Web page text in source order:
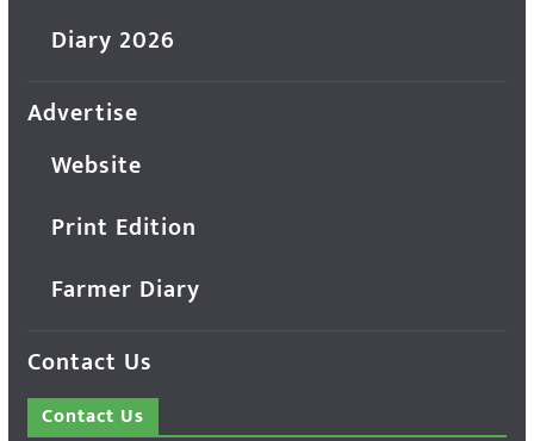
Diary 2026
Advertise
Website
Print Edition
Farmer Diary
Contact Us
Contact Us